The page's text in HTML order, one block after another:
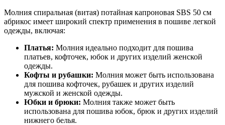
Молния спиральная (витая) потайная капроновая SBS 50 см
абрикос имеет широкий спектр применения в пошиве легкой
одежды, включая:
Платья: Молния идеально подходит для пошива
платьев, кофточек, юбок и других изделий женской
одежды.
Кофты и рубашки: Молния может быть использована
для пошива кофточек, рубашек и других изделий
мужской и женской одежды.
Юбки и брюки: Молния также может быть
использована для пошива юбок, брюк и других изделий
нижнего белья.